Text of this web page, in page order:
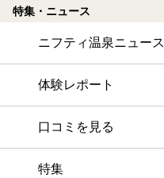
特集・ニュース
ニフティ温泉ニュース
体験レポート
口コミを見る
特集